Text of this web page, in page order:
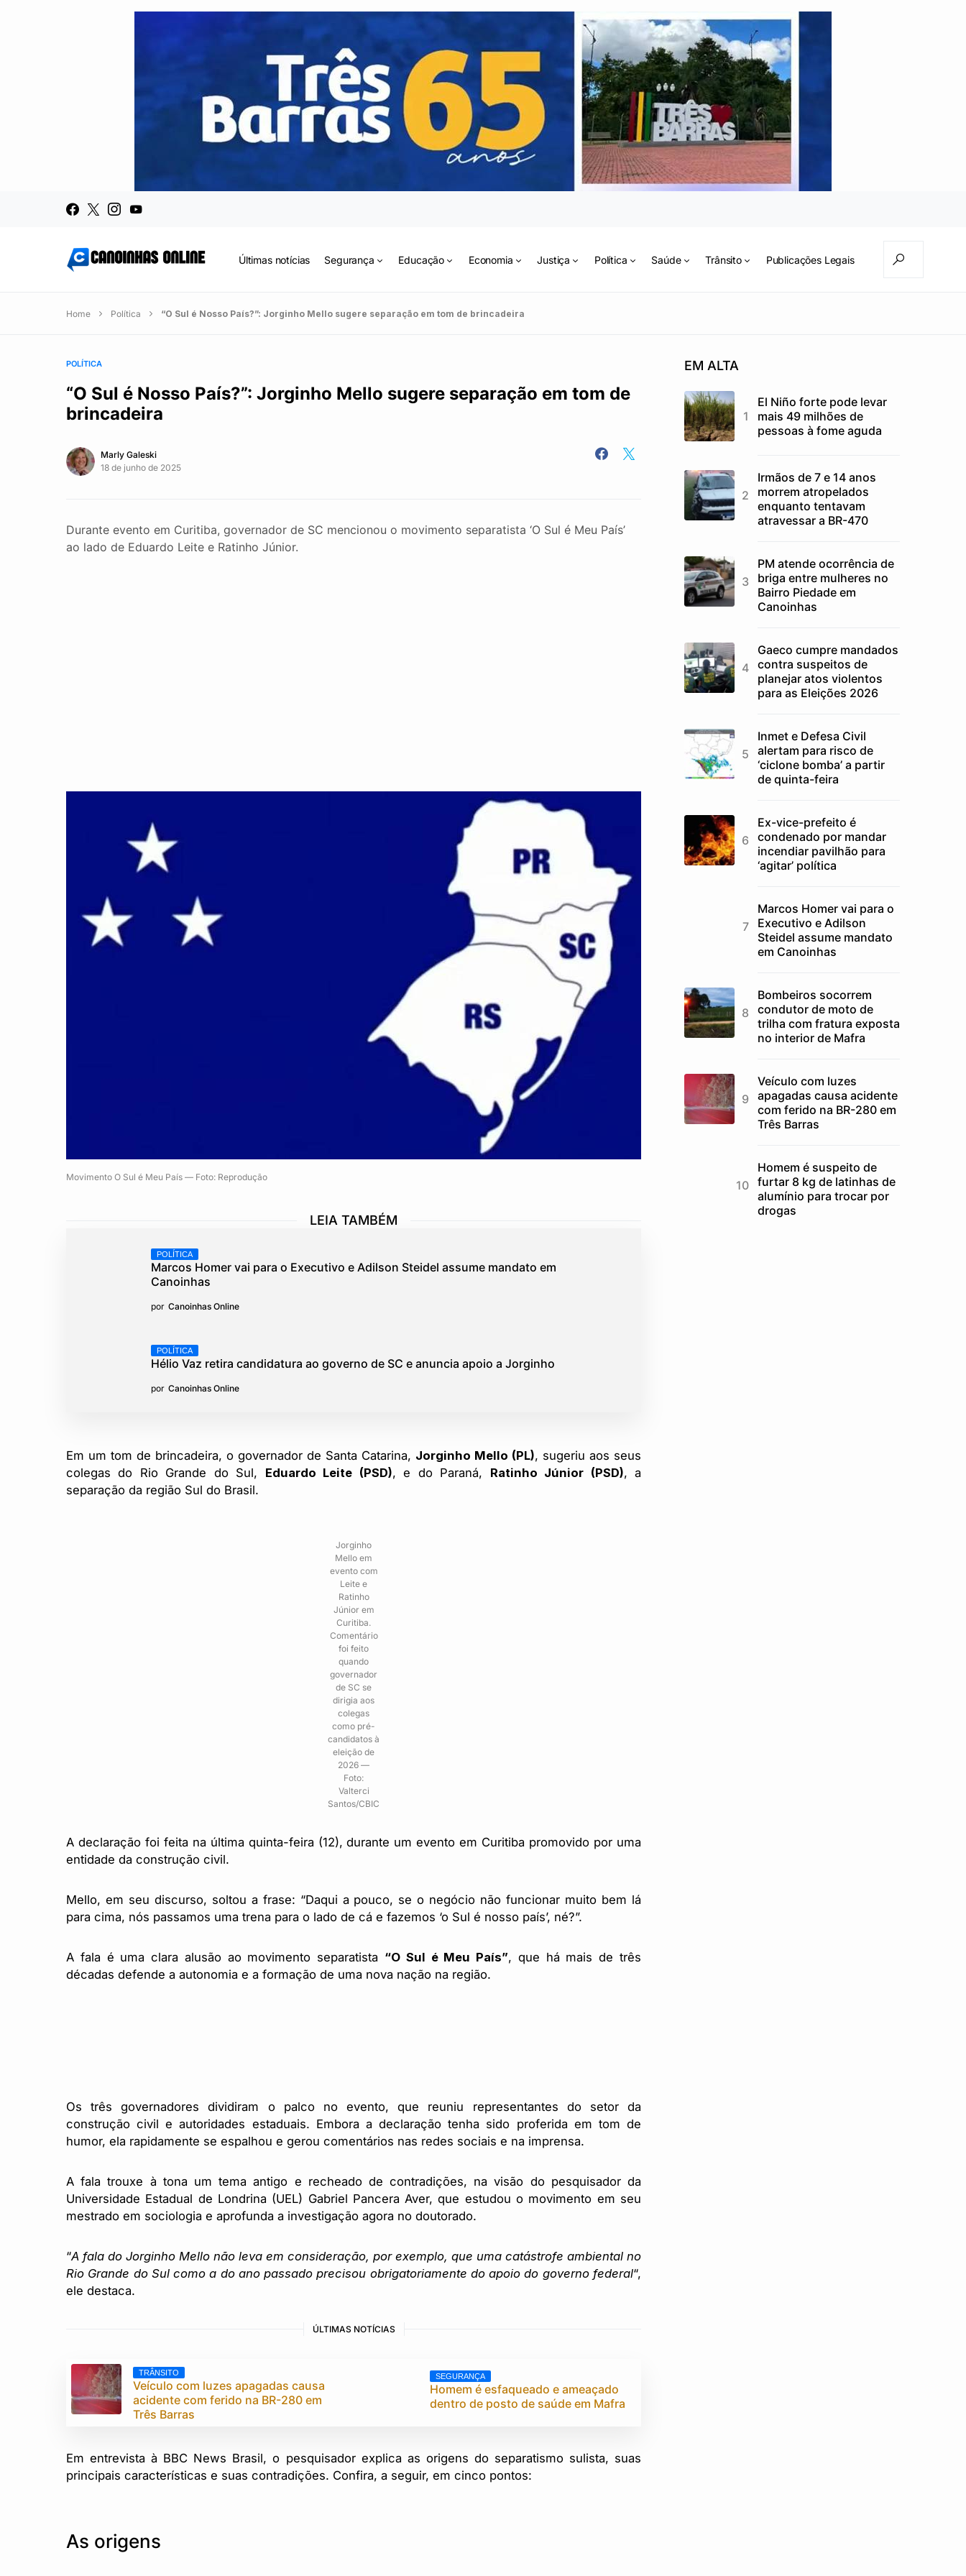
Últimas notícias Segurança Educação Economia Justiça Política Saúde Trânsito Publicações Legais
Home Política “O Sul é Nosso País?”: Jorginho Mello sugere separação em tom de brincadeira
POLÍTICA
“O Sul é Nosso País?”: Jorginho Mello sugere separação em tom de
brincadeira
Marly Galeski
18 de junho de 2025
Durante evento em Curitiba, governador de SC mencionou o movimento separatista ‘O Sul é Meu País’
ao lado de Eduardo Leite e Ratinho Júnior.
Movimento O Sul é Meu País — Foto: Reprodução
LEIA TAMBÉM
POLÍTICA
Marcos Homer vai para o Executivo e Adilson Steidel assume mandato em
Canoinhas
por Canoinhas Online
POLÍTICA
Hélio Vaz retira candidatura ao governo de SC e anuncia apoio a Jorginho
por Canoinhas Online
Em um tom de brincadeira, o governador de Santa Catarina, Jorginho Mello (PL), sugeriu aos seus
colegas do Rio Grande do Sul, Eduardo Leite (PSD), e do Paraná, Ratinho Júnior (PSD), a
separação da região Sul do Brasil.
Jorginho
Mello em
evento com
Leite e
Ratinho
Júnior em
Curitiba.
Comentário
foi feito
quando
governador
de SC se
dirigia aos
colegas
como pré-
candidatos à
eleição de
2026 —
Foto:
Valterci
Santos/CBIC
A declaração foi feita na última quinta-feira (12), durante um evento em Curitiba promovido por uma
entidade da construção civil.
Mello, em seu discurso, soltou a frase: “Daqui a pouco, se o negócio não funcionar muito bem lá
para cima, nós passamos uma trena para o lado de cá e fazemos ‘o Sul é nosso país’, né?”.
A fala é uma clara alusão ao movimento separatista “O Sul é Meu País”, que há mais de três
décadas defende a autonomia e a formação de uma nova nação na região.
Os três governadores dividiram o palco no evento, que reuniu representantes do setor da
construção civil e autoridades estaduais. Embora a declaração tenha sido proferida em tom de
humor, ela rapidamente se espalhou e gerou comentários nas redes sociais e na imprensa.
A fala trouxe à tona um tema antigo e recheado de contradições, na visão do pesquisador da
Universidade Estadual de Londrina (UEL) Gabriel Pancera Aver, que estudou o movimento em seu
mestrado em sociologia e aprofunda a investigação agora no doutorado.
“A fala do Jorginho Mello não leva em consideração, por exemplo, que uma catástrofe ambiental no
Rio Grande do Sul como a do ano passado precisou obrigatoriamente do apoio do governo federal“,
ele destaca.
ÚLTIMAS NOTÍCIAS
TRÂNSITO
Veículo com luzes apagadas causa
acidente com ferido na BR-280 em
Três Barras
SEGURANÇA
Homem é esfaqueado e ameaçado
dentro de posto de saúde em Mafra
Em entrevista à BBC News Brasil, o pesquisador explica as origens do separatismo sulista, suas
principais características e suas contradições. Confira, a seguir, em cinco pontos:
As origens
EM ALTA
El Niño forte pode levar
mais 49 milhões de
pessoas à fome aguda
Irmãos de 7 e 14 anos
morrem atropelados
enquanto tentavam
atravessar a BR-470
PM atende ocorrência de
briga entre mulheres no
Bairro Piedade em
Canoinhas
Gaeco cumpre mandados
contra suspeitos de
planejar atos violentos
para as Eleições 2026
Inmet e Defesa Civil
alertam para risco de
‘ciclone bomba’ a partir
de quinta-feira
Ex-vice-prefeito é
condenado por mandar
incendiar pavilhão para
‘agitar’ política
Marcos Homer vai para o
Executivo e Adilson
Steidel assume mandato
em Canoinhas
Bombeiros socorrem
condutor de moto de
trilha com fratura exposta
no interior de Mafra
Veículo com luzes
apagadas causa acidente
com ferido na BR-280 em
Três Barras
Homem é suspeito de
furtar 8 kg de latinhas de
alumínio para trocar por
drogas